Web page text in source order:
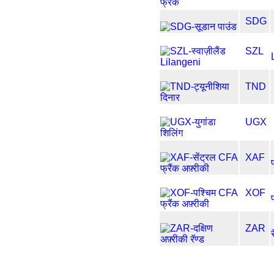
SDG
SZL
TND
UGX
XAF
XOF
ZAR